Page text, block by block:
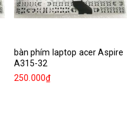
bàn phím laptop acer Aspire
A315-32
250.000₫